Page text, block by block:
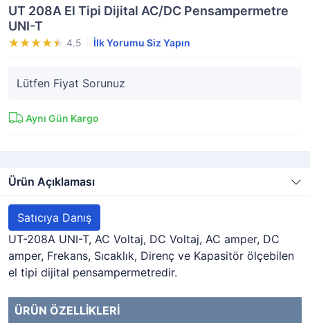
UT 208A El Tipi Dijital AC/DC Pensampermetre
UNI-T
4.5 İlk Yorumu Siz Yapın
Lütfen Fiyat Sorunuz
Aynı Gün Kargo
Ürün Açıklaması
Satıcıya Danış
UT-208A UNI-T, AC Voltaj, DC Voltaj, AC amper, DC
amper, Frekans, Sıcaklık, Direnç ve Kapasitör ölçebilen
el tipi dijital pensampermetredir.
ÜRÜN ÖZELLİKLERİ